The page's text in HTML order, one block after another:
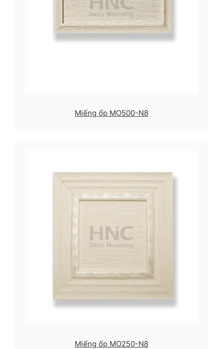
Miếng ốp MO500-N8
Miếng ốp MO250-N8